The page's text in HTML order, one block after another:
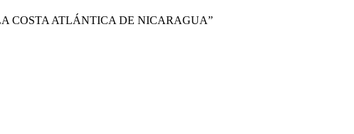
COSTA ATLÁNTICA DE NICARAGUA”